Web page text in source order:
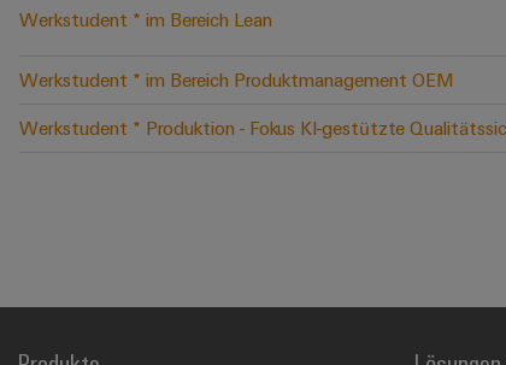
Werkstudent * im Bereich Lean
Werkstudent * im Bereich Produktmanagement OEM
Werkstudent * Produktion - Fokus KI-gestützte